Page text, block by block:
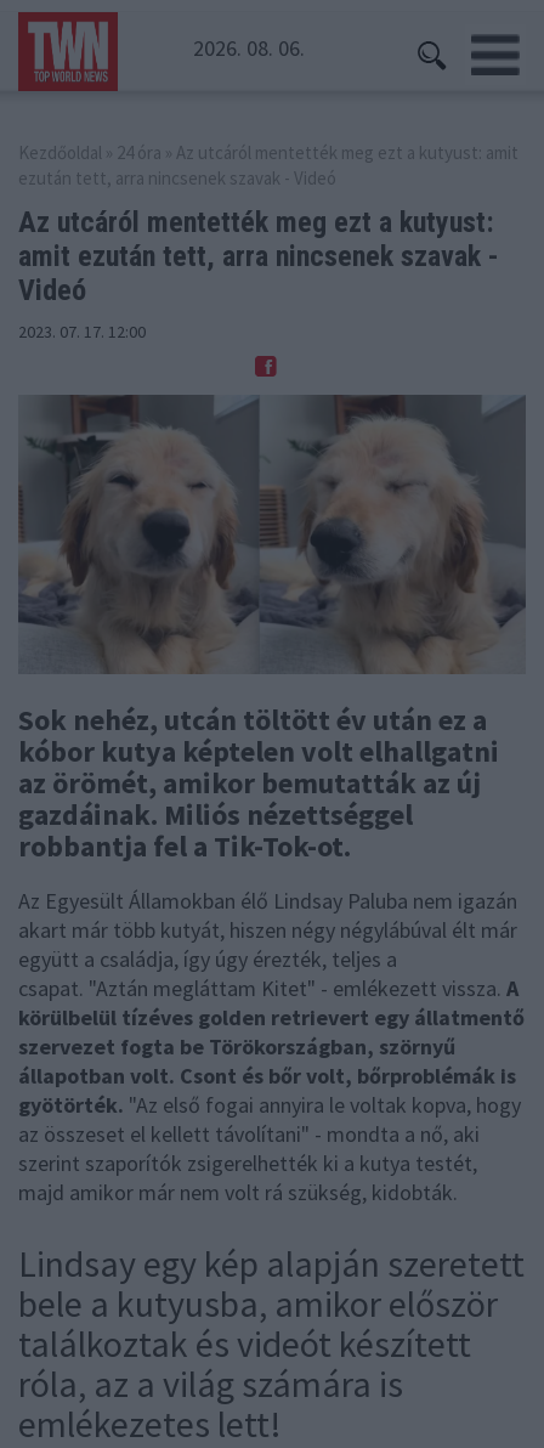
2026. 08. 06.
Kezdőoldal » 24 óra » Az utcáról mentették meg ezt a kutyust: amit
ezután tett, arra nincsenek szavak - Videó
Az utcáról mentették meg ezt a kutyust:
amit ezután tett, arra nincsenek szavak -
Videó
2023. 07. 17. 12:00
Sok nehéz, utcán töltött év után ez a
kóbor kutya képtelen volt elhallgatni
az örömét, amikor bemutatták az új
gazdáinak. Miliós nézettséggel
robbantja fel a Tik-Tok-ot.
Az Egyesült Államokban élő Lindsay Paluba nem igazán
akart már több kutyát, hiszen négy négylábúval élt már
együtt a családja, így úgy érezték, teljes a
csapat. "Aztán megláttam Kitet" - emlékezett vissza. A
körülbelül tízéves golden retrievert egy állatmentő
szervezet fogta be Törökországban, szörnyű
állapotban volt. Csont és bőr volt, bőrproblémák is
gyötörték. "Az első fogai annyira le voltak kopva, hogy
az összeset el kellett távolítani" - mondta a nő, aki
szerint szaporítók zsigerelhették ki a kutya testét,
majd amikor már nem volt rá szükség, kidobták.
Lindsay egy kép alapján szeretett
bele a kutyusba, amikor először
találkoztak és videót készített
róla, az a világ számára is
emlékezetes lett!